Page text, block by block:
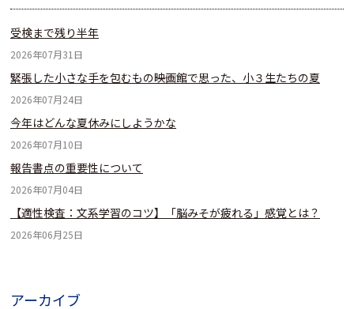
受検まで残り半年
2026年07月31日
緊張した小さな手を包むもの――映画館で思った、小３生たちの夏
2026年07月24日
今年はどんな夏休みにしようかな
2026年07月10日
報告書点の重要性について
2026年07月04日
【適性検査：文系学習のコツ】「脳みそが疲れる」感覚とは？
2026年06月25日
アーカイブ